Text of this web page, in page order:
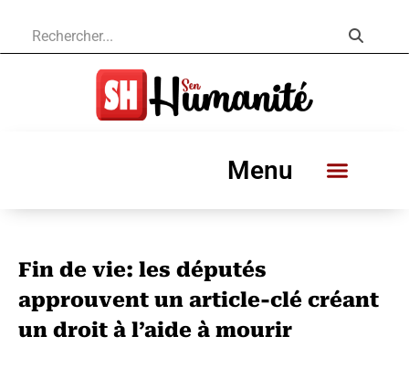
Menu
Fin de vie: les députés
approuvent un article-clé créant
un droit à l’aide à mourir